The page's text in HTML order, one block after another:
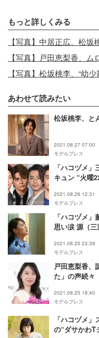
もっと詳しくみる
【写真】戸田恵梨香、
あわせて読みたい
松坂桃李、と
2021.08.27 07:00
モデルプレス
「ハコヅメ
キュン “火曜
2021.08.26 12:31
モデルプレス
「ハコヅメ
思い涙 源（
2021.08.25 23:39
モデルプレス
戸田恵梨香、
た」の声続々
2021.08.25 18:40
モデルプレス
「ハコヅメ
の“ダサかわ